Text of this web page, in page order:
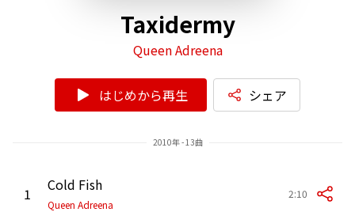
Taxidermy
Queen Adreena
はじめから再生 シェア
2010年 - 13曲
1 Cold Fish
Queen Adreena
2:10